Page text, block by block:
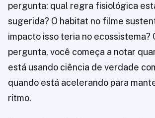
pergunta: qual regra fisiológica
sugerida? O habitat no filme
impacto isso teria no ecossistema?
pergunta, você começa a notar
está usando ciência de verdade
quando está acelerando para
ritmo.